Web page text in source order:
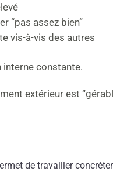
“pas assez bien”
vis-à-vis des autres
interne constante.
extérieur est
de travailler